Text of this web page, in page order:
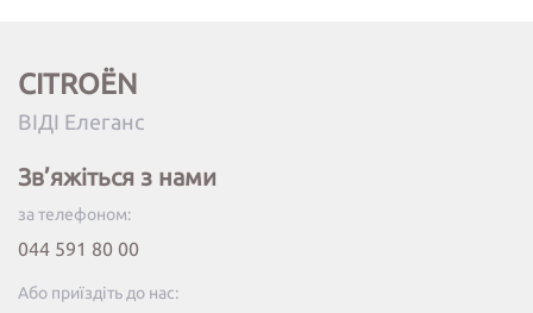
CITROËN
ВІДІ Елеганс
Зв’яжіться з нами
за телефоном:
044 591 80 00
Або приїздіть до нас: